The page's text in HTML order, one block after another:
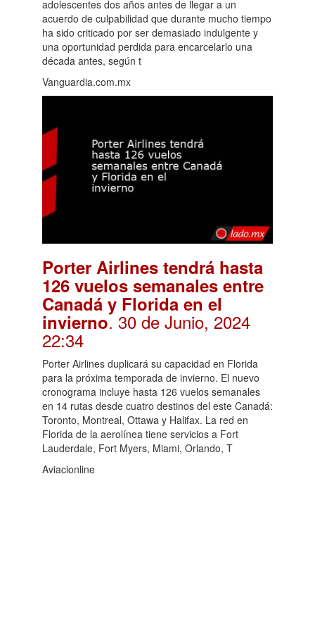
adolescentes dos años antes de llegar a un
acuerdo de culpabilidad que durante mucho tiempo
ha sido criticado por ser demasiado indulgente y
una oportunidad perdida para encarcelarlo una
década antes, según t
Vanguardia.com.mx
Porter Airlines tendrá hasta
126 vuelos semanales entre
Canadá y Florida en el
invierno. 30 de Junio, 2024
22:34
Porter Airlines duplicará su capacidad en Florida
para la próxima temporada de invierno. El nuevo
cronograma incluye hasta 126 vuelos semanales
en 14 rutas desde cuatro destinos del este Canadá:
Toronto, Montreal, Ottawa y Halifax. La red en
Florida de la aerolínea tiene servicios a Fort
Lauderdale, Fort Myers, Miami, Orlando, T
Aviacionline